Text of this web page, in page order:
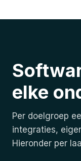
elke
Per doelgroep
integraties,
Hieronder per